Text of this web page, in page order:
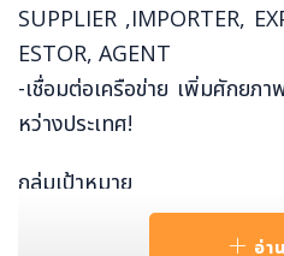
SUPPLIER ,IMPORTER,
ESTOR, AGENT
-เชื่อมต่อเครือข่าย เพิ่มศักยภ
หว่างประเทศ!
กลุ่มเป้าหมาย
-อาหารเสริมเพื่อสุขภาพ & เภ
อ่า